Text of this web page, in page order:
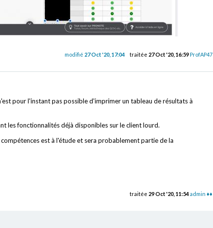
traitée 27 Oct '20, 16:59ProfAP47
modifié 27 Oct '20, 17:04
pour l'instant pas possible d'imprimer un tableau de résultats à
les fonctionnalités déjà disponibles sur le client lourd.
est à l'étude et sera probablement partie de la
traitée 29 Oct '20, 11:54admin ♦♦